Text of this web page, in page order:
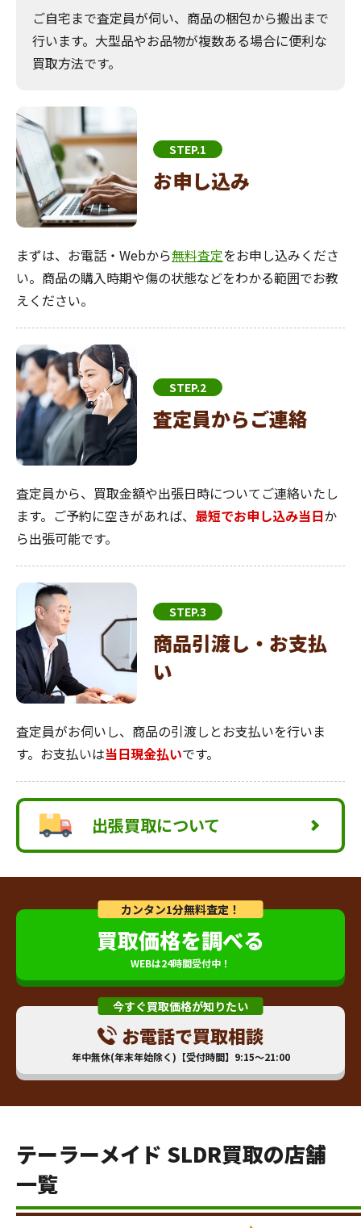
ご自宅まで査定員が伺い、商品の梱包から搬出まで
行います。大型品やお品物が複数ある場合に便利な
買取方法です。
STEP.1
お申し込み
まずは、お電話・Webから無料査定をお申し込みくださ
い。商品の購入時期や傷の状態などをわかる範囲でお教
えください。
STEP.2
査定員からご連絡
査定員から、買取金額や出張日時についてご連絡いたし
ます。ご予約に空きがあれば、 最短でお申し込み当日か
ら出張可能です。
STEP.3
商品引渡し・お支払
い
査定員がお伺いし、商品の引渡しとお支払いを行いま
す。お支払いは当日現金払いです。
出張買取について
カンタン1分無料査定！
買取価格を調べる
WEBは24時間受付中！
今すぐ買取価格が知りたい
お電話で買取相談
年中無休(年末年始除く)【受付時間】9:15～21:00
テーラーメイド SLDR買取の店舗
一覧